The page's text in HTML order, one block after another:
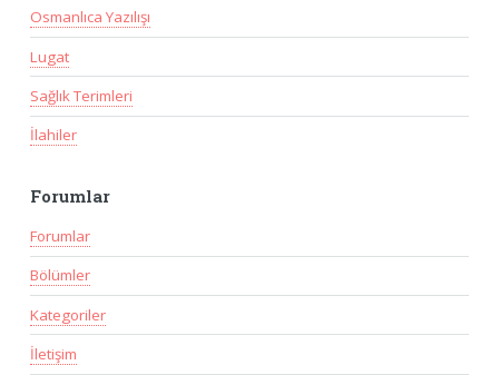
Osmanlıca Yazılışı
Lugat
Sağlık Terimleri
İlahiler
Forumlar
Forumlar
Bölümler
Kategoriler
İletişim